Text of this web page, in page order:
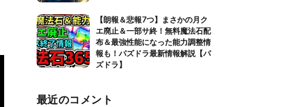
【朗報＆悲報7つ】まさかの月ク
エ廃止＆一部サ終！無料魔法石配
布＆最強性能になった能力調整情
報も！パズドラ最新情報解説【パ
ズドラ】
最近のコメント